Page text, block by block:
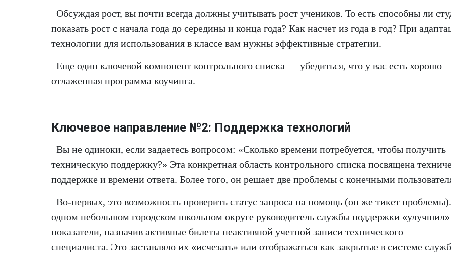
Обсуждая рост, вы почти всегда должны учитывать рост учеников. То есть способны ли
показать рост с начала года до середины и конца года? Как насчет из года в год? При
технологии для использования в классе вам нужны эффективные стратегии.
Еще один ключевой компонент контрольного списка — убедиться, что у вас есть хорошо
отлаженная программа коучинга.
Ключевое направление №2: Поддержка технологий
Вы не одиноки, если задаетесь вопросом: «Сколько времени потребуется, чтобы получить
техническую поддержку?» Эта конкретная область контрольного списка посвящена
поддержке и времени ответа. Более того, он решает две проблемы с конечными
Во-первых, это возможность проверить статус запроса на помощь (он же тикет
одном небольшом городском школьном округе руководитель службы поддержки
показатели, назначив активные билеты неактивной учетной записи технического
специалиста. Это заставляло их «исчезать» или отображаться как закрытые в системе